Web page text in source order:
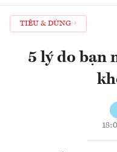
TIÊU & DÙNG
5 lý do bạn